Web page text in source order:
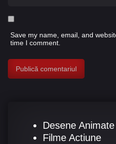
Save my name, email, and
time I comment.
Desene Animate
Filme Actiune